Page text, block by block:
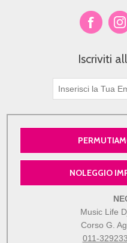
Iscriviti
NOLEGGIO
Music Life
Corso G.
011-